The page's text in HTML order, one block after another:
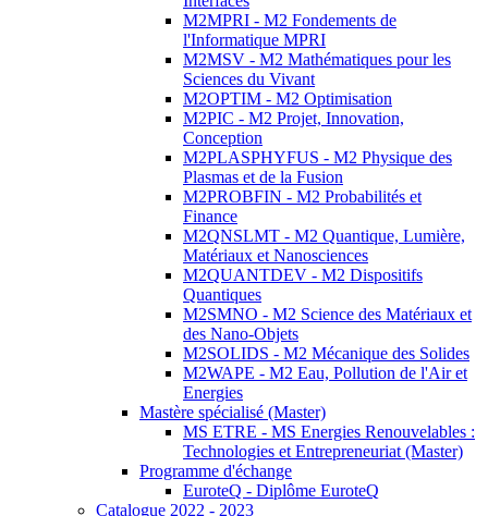
M2MPRI - M2 Fondements de
l'Informatique MPRI
M2MSV - M2 Mathématiques pour les
Sciences du Vivant
M2OPTIM - M2 Optimisation
M2PIC - M2 Projet, Innovation,
Conception
M2PLASPHYFUS - M2 Physique des
Plasmas et de la Fusion
M2PROBFIN - M2 Probabilités et
Finance
M2QNSLMT - M2 Quantique, Lumière,
Matériaux et Nanosciences
M2QUANTDEV - M2 Dispositifs
Quantiques
M2SMNO - M2 Science des Matériaux et
des Nano-Objets
M2SOLIDS - M2 Mécanique des Solides
M2WAPE - M2 Eau, Pollution de l'Air et
Energies
Mastère spécialisé (Master)
MS ETRE - MS Energies Renouvelables :
Technologies et Entrepreneuriat (Master)
Programme d'échange
EuroteQ - Diplôme EuroteQ
Catalogue 2022 - 2023